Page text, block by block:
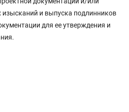
изысканий и выпуска подлинников
для ее утверждения и